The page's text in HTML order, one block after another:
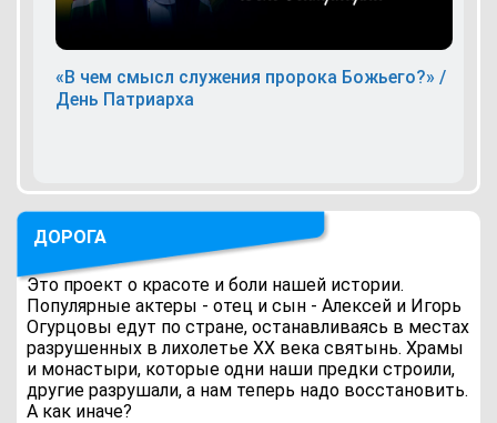
«В чем смысл служения пророка Божьего?» /
День Патриарха
ДОРОГА
Это проект о красоте и боли нашей истории.
Популярные актеры - отец и сын - Алексей и Игорь
Огурцовы едут по стране, останавливаясь в местах
разрушенных в лихолетье ХХ века святынь. Храмы
и монастыри, которые одни наши предки строили,
другие разрушали, а нам теперь надо восстановить.
А как иначе?